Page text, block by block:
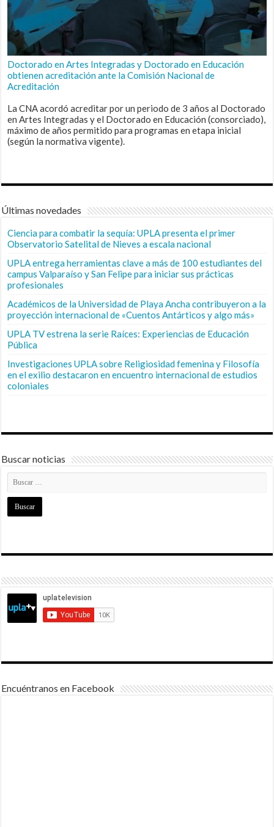
Doctorado en Artes Integradas y Doctorado en Educación
obtienen acreditación ante la Comisión Nacional de
Acreditación
La CNA acordó acreditar por un periodo de 3 años al Doctorado
en Artes Integradas y el Doctorado en Educación (consorciado),
máximo de años permitido para programas en etapa inicial
(según la normativa vigente).
Últimas novedades
Ciencia para combatir la sequía: UPLA presenta el primer
Observatorio Satelital de Nieves a escala nacional
UPLA entrega herramientas clave a más de 100 estudiantes del
campus Valparaíso y San Felipe para iniciar sus prácticas
profesionales
Académicos de la Universidad de Playa Ancha contribuyeron a la
proyección internacional de «Cuentos Antárticos y algo más»
UPLA TV estrena la serie Raíces: Experiencias de Educación
Pública
Investigaciones UPLA sobre Religiosidad femenina y Filosofía
en el exilio destacaron en encuentro internacional de estudios
coloniales
Buscar noticias
Encuéntranos en Facebook